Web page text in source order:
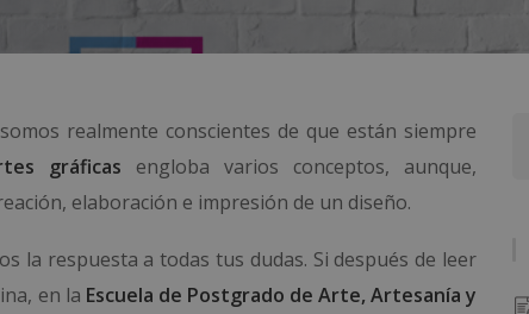
realmente conscientes de que están siempre
gráficas engloba varios conceptos, aunque,
elaboración e impresión de un diseño.
la respuesta a todas tus dudas. Si después de leer
en la Escuela de Postgrado de Arte, Artesanía y